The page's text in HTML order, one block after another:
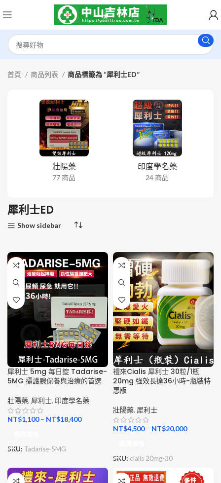
首頁 商品列表 商品標籤為 “犀利士ED”
壯陽藥
77 商品
印度學名藥
24 商品
犀利士ED
Show sidebar
犀利士 5mg 每日錠 Tadarise-
5MG 攝護腺保養與治療的首選
壯陽藥, 犀利士, 印度學名藥
NT$1,100– NT$18,400
SKU: Tadarise-5MG
禮來Cialis 犀利士 30粒/1瓶
20mg 強效長達36小時-瓶裝特
惠版
壯陽藥, 犀利士
NT$4,500– NT$20,000
SKU: cialis 20mg-30